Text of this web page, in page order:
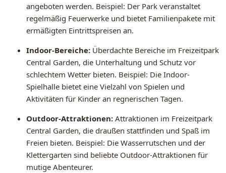
angeboten werden. Beispiel: Der Park veranstaltet
regelmäßig Feuerwerke und bietet Familienpakete mit
ermäßigten Eintrittspreisen an.
Indoor-Bereiche: Überdachte Bereiche im Freizeitpark
Central Garden, die Unterhaltung und Schutz vor
schlechtem Wetter bieten. Beispiel: Die Indoor-
Spielhalle bietet eine Vielzahl von Spielen und
Aktivitäten für Kinder an regnerischen Tagen.
Outdoor-Attraktionen: Attraktionen im Freizeitpark
Central Garden, die draußen stattfinden und Spaß im
Freien bieten. Beispiel: Die Wasserrutschen und der
Klettergarten sind beliebte Outdoor-Attraktionen für
mutige Abenteurer.